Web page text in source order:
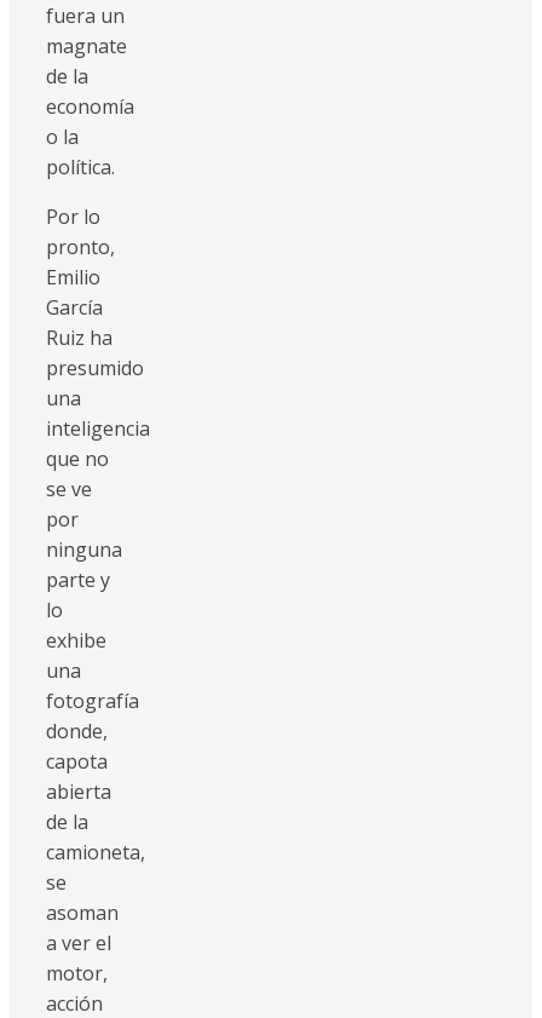
fuera un
magnate
de la
economía
o la
política.
Por lo
pronto,
Emilio
García
Ruiz ha
presumido
una
inteligencia
que no
se ve
por
ninguna
parte y
lo
exhibe
una
fotografía
donde,
capota
abierta
de la
camioneta,
se
asoman
a ver el
motor,
acción